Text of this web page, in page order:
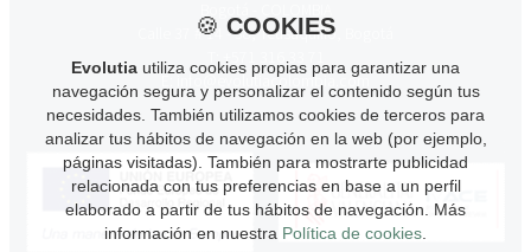
Calle 37 # 14 - 38, Teusaquillo, Bogotá
T: +571 316 33 71
E: info@evolutiacolombia.com
🍪 COOKIES
Evolutia utiliza cookies propias para garantizar una
navegación segura y personalizar el contenido según tus
necesidades. También utilizamos cookies de terceros para
analizar tus hábitos de navegación en la web (por ejemplo,
páginas visitadas). También para mostrarte publicidad
relacionada con tus preferencias en base a un perfil
elaborado a partir de tus hábitos de navegación. Más
información en nuestra Política de cookies.